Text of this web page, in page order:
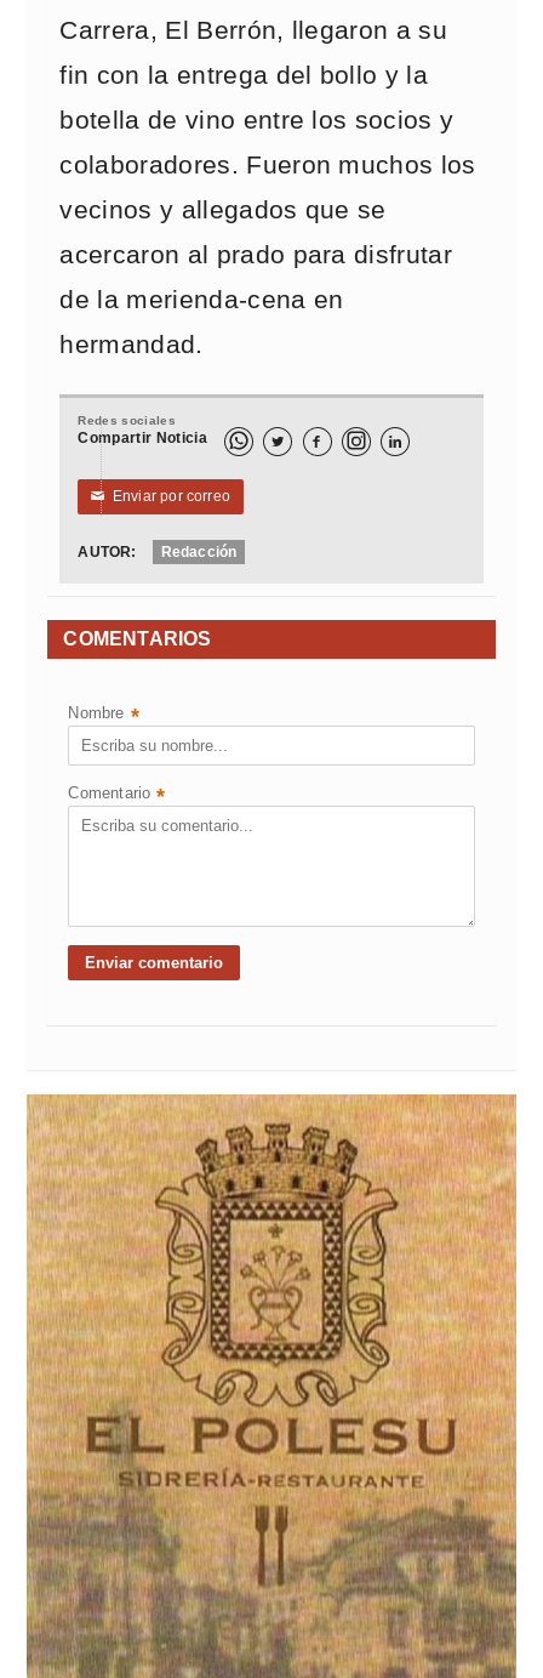
Carrera, El Berrón, llegaron a su
fin con la entrega del bollo y la
botella de vino entre los socios y
colaboradores. Fueron muchos los
vecinos y allegados que se
acercaron al prado para disfrutar
de la merienda-cena en
hermandad.
Redes sociales
Compartir Noticia   
✉ Enviar por correo
AUTOR: Redacción
COMENTARIOS
Nombre *
Comentario *